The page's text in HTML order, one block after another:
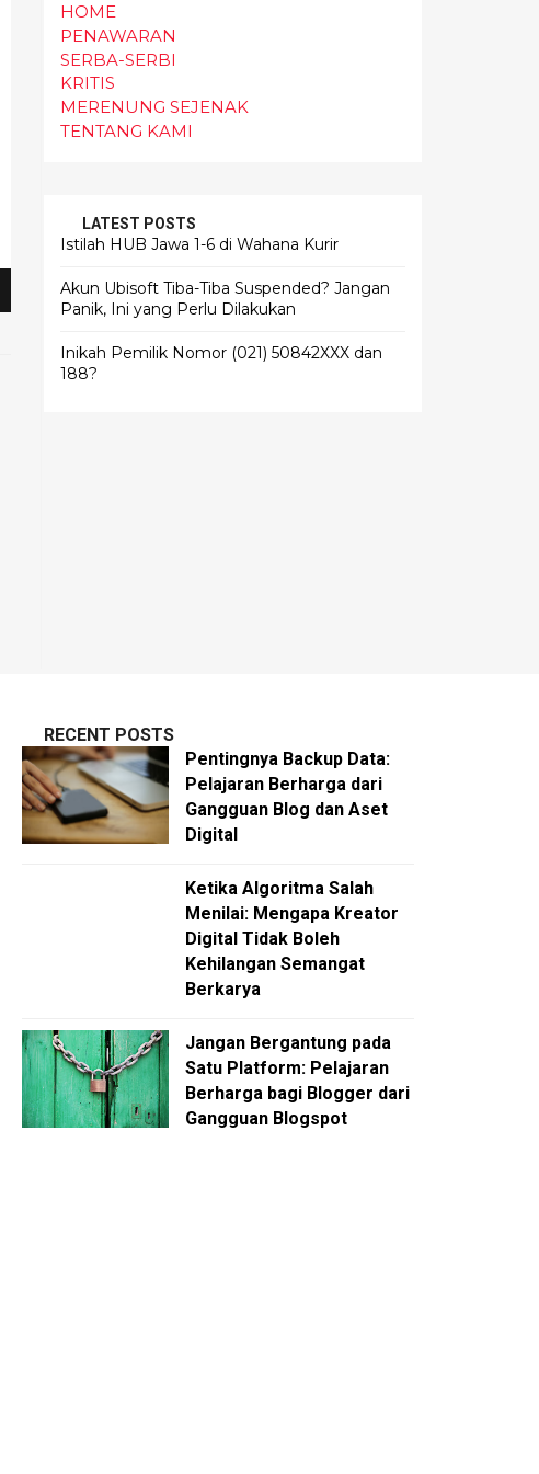
HOME
PENAWARAN
SERBA-SERBI
KRITIS
MERENUNG SEJENAK
TENTANG KAMI
LATEST POSTS
Istilah HUB Jawa 1-6 di Wahana Kurir
Akun Ubisoft Tiba-Tiba Suspended? Jangan
Panik, Ini yang Perlu Dilakukan
Inikah Pemilik Nomor (021) 50842XXX dan
188?
RECENT POSTS
Pentingnya Backup Data:
Pelajaran Berharga dari
Gangguan Blog dan Aset
Digital
Ketika Algoritma Salah
Menilai: Mengapa Kreator
Digital Tidak Boleh
Kehilangan Semangat
Berkarya
Jangan Bergantung pada
Satu Platform: Pelajaran
Berharga bagi Blogger dari
Gangguan Blogspot